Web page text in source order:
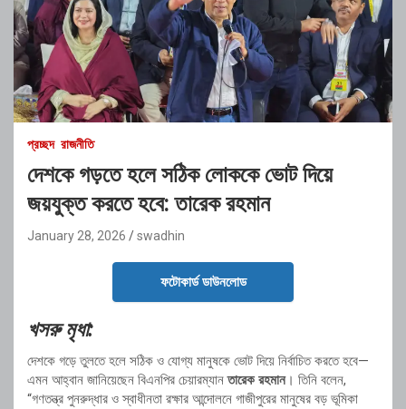
প্রচ্ছদ রাজনীতি
দেশকে গড়তে হলে সঠিক লোককে ভোট দিয়ে
জয়যুক্ত করতে হবে: তারেক রহমান
January 28, 2026 swadhin
ফটোকার্ড ডাউনলোড
খসরু মৃধা:
দেশকে গড়ে তুলতে হলে সঠিক ও যোগ্য মানুষকে ভোট দিয়ে নির্বাচিত করতে হবে—
এমন আহ্বান জানিয়েছেন বিএনপির চেয়ারম্যানতারেক রহমান। তিনি বলেন,
“গণতন্ত্র পুনরুদ্ধার ও স্বাধীনতা রক্ষার আন্দোলনে গাজীপুরের মানুষের বড় ভূমিকা